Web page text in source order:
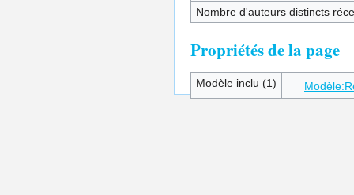
Nombre d'auteurs distincts
Propriétés de la page
Modèle inclu (1)